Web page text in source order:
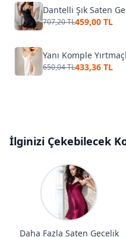
707,20 TL459,00 TL
650,04 TL433,36 TL
İlginizi Çekebilecek
Daha Fazla Saten Gecelik